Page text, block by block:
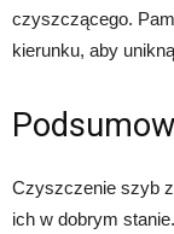
czyszczącego.
kierunku, aby
Czyszczenie szyb
ich w dobrym